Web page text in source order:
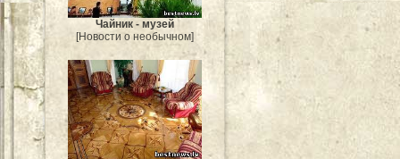
Чайник - музей
[Новости о необычном]